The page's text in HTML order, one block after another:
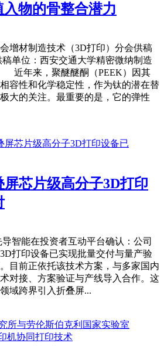
物的骨整合潜力
增材制造技术（3D打印）分会供稿
单位：西安交通大学精密微纳制造
年来，聚醚醚酮（PEEK）因其
容性和化学稳定性，作为钛的潜在替
大的关注。最重要的是，它的弹性
芯片级高分子3D打印
智能在投资者互动平台确认：公司
打印设备已实现批量交付与量产验
目前正依托该技术方案，与多家国内
对接、方案验证与产线导入合作。这
域跨界引入折叠屏...